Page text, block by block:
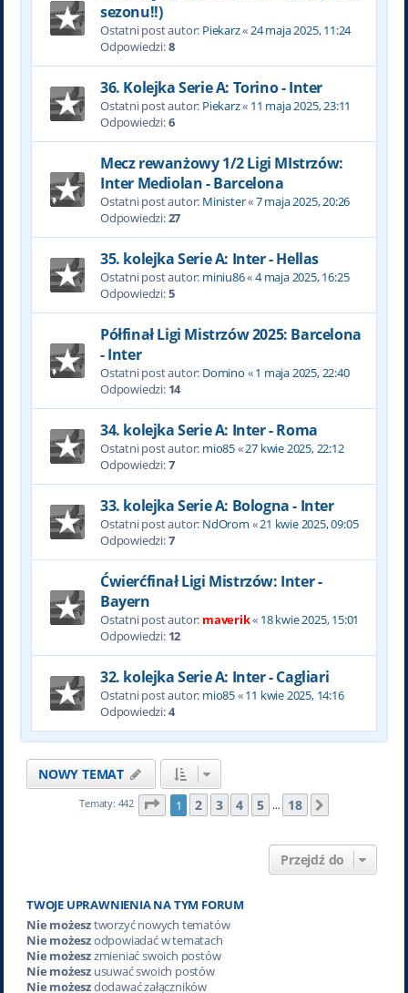
sezonu!!)
Ostatni post autor: Piekarz«24 maja 2025, 11:24
Odpowiedzi:8
36. Kolejka Serie A: Torino - Inter
Ostatni post autor: Piekarz« 11 maja 2025, 23:11
Odpowiedzi:6
Mecz rewanżowy 1/2 Ligi MIstrzów:
Inter Mediolan - Barcelona
Ostatni post autor: Minister«7 maja 2025, 20:26
Odpowiedzi:27
35. kolejka Serie A: Inter - Hellas
Ostatni post autor: miniu86«4 maja 2025, 16:25
Odpowiedzi:5
Półfinał Ligi Mistrzów 2025: Barcelona
- Inter
Ostatni post autor: Domino «1 maja 2025, 22:40
Odpowiedzi: 14
34. kolejka Serie A: Inter - Roma
Ostatni post autor: mio85«27 kwie 2025, 22:12
Odpowiedzi:7
33. kolejka Serie A: Bologna - Inter
Ostatni post autor: NdOrom «21 kwie 2025, 09:05
Odpowiedzi:7
Ćwierćfinał Ligi Mistrzów: Inter -
Bayern
Ostatni post autor: maverik« 18 kwie 2025, 15:01
Odpowiedzi: 12
32. kolejka Serie A: Inter - Cagliari
Ostatni post autor: mio85«11 kwie 2025, 14:16
Odpowiedzi:4
NOWY TEMAT
Tematy: 442 Strona z 18
1 2 3 4 5 … 18
Przejdź do
TWOJE UPRAWNIENIA NA TYM FORUM
Nie możesztworzyć nowych tematów
Nie możeszodpowiadać w tematach
Nie możeszzmieniać swoich postów
Nie możeszusuwać swoich postów
Nie możeszdodawać załączników